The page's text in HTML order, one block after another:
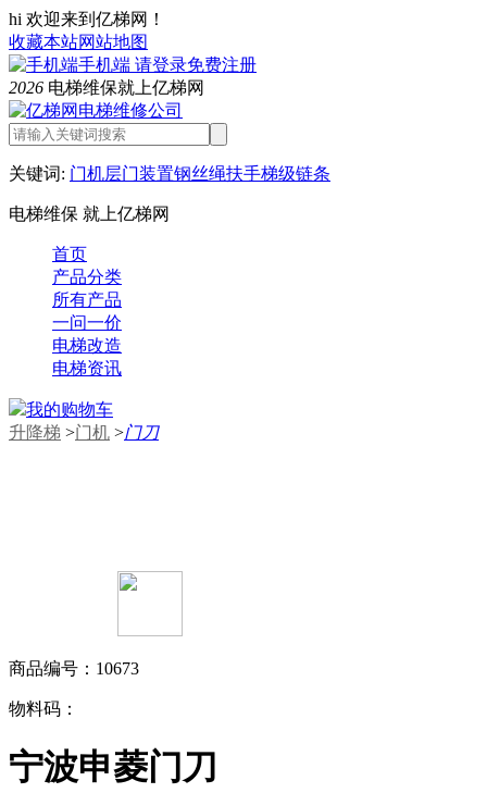
hi 欢迎来到亿梯网！
收藏本站网站地图
手机端 请登录免费注册
2026 电梯维保就上亿梯网
关键词: 门机层门装置钢丝绳扶手梯级链条
电梯维保 就上亿梯网
首页
产品分类
所有产品
一问一价
电梯改造
电梯资讯
我的购物车
升降梯 >门机 >门刀
商品编号：10673
物料码：
宁波申菱门刀